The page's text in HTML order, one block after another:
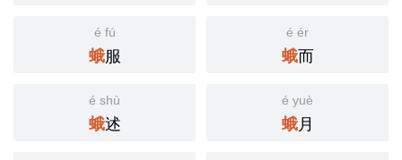
é fú
蛾服
é ér
蛾而
é shù
蛾述
é yuè
蛾月